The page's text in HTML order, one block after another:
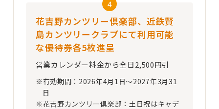
4
花吉野カンツリー倶楽部、近鉄賢
島カンツリークラブにて利用可能
な優待券各5枚進呈
営業カレンダー料金から全日2,500円引
※有効期間：2026年4月1日～2027年3月31
日
※花吉野カンツリー倶楽部：土日祝はキャデ